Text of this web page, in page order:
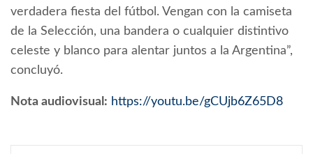
verdadera fiesta del fútbol. Vengan con la camiseta
de la Selección, una bandera o cualquier distintivo
celeste y blanco para alentar juntos a la Argentina”,
concluyó.
Nota audiovisual: https://youtu.be/gCUjb6Z65D8